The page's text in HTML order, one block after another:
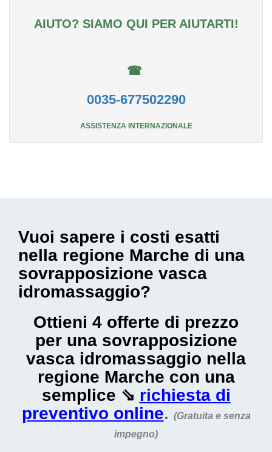
AIUTO? SIAMO QUI PER AIUTARTI!
☎
0035-677502290
ASSISTENZA INTERNAZIONALE
Vuoi sapere i costi esatti
nella regione Marche di una
sovrapposizione vasca
idromassaggio?
Ottieni 4 offerte di prezzo
per una sovrapposizione
vasca idromassaggio nella
regione Marche con una
semplice ⇘ richiesta di
preventivo online. (Gratuita e senza
impegno)